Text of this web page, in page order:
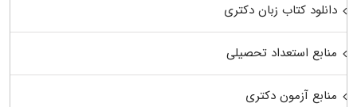
دانلود کتاب زبان دکتری
منابع استعداد تحصیلی
منابع آزمون دکتری